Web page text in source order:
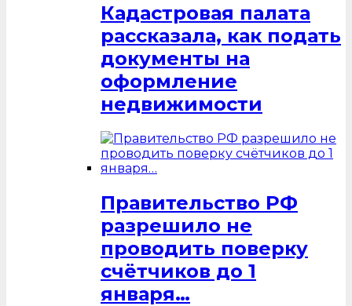
Кадастровая палата
рассказала, как подать
документы на
оформление
недвижимости
Правительство РФ
разрешило не
проводить поверку
счётчиков до 1
января…